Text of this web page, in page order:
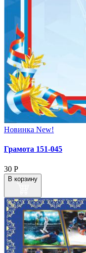
Новинка New!
Грамота 151‑045
30 Р
В корзину